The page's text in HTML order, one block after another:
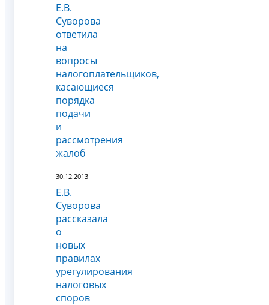
Е.В.
Суворова
ответила
на
вопросы
налогоплательщиков,
касающиеся
порядка
подачи
и
рассмотрения
жалоб
30.12.2013
Е.В.
Суворова
рассказала
о
новых
правилах
урегулирования
налоговых
споров